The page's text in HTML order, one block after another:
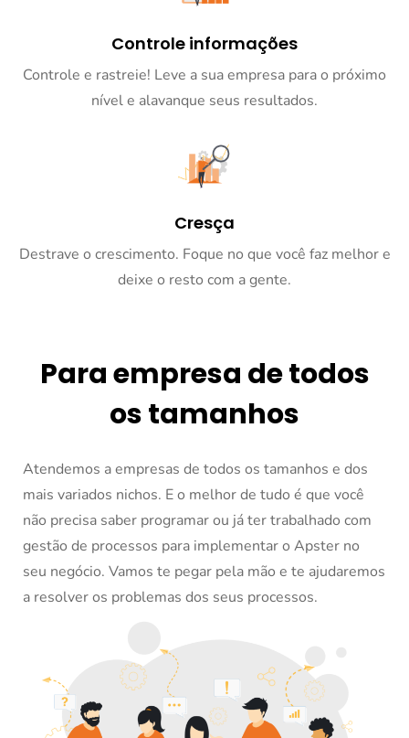
Controle informações
Controle e rastreie! Leve a sua empresa para o próximo
nível e alavanque seus resultados.
Cresça
Destrave o crescimento. Foque no que você faz melhor e
deixe o resto com a gente.
Para empresa de todos
os tamanhos
Atendemos a empresas de todos os tamanhos e dos
mais variados nichos. E o melhor de tudo é que você
não precisa saber programar ou já ter trabalhado com
gestão de processos para implementar o Apster no
seu negócio. Vamos te pegar pela mão e te ajudaremos
a resolver os problemas dos seus processos.